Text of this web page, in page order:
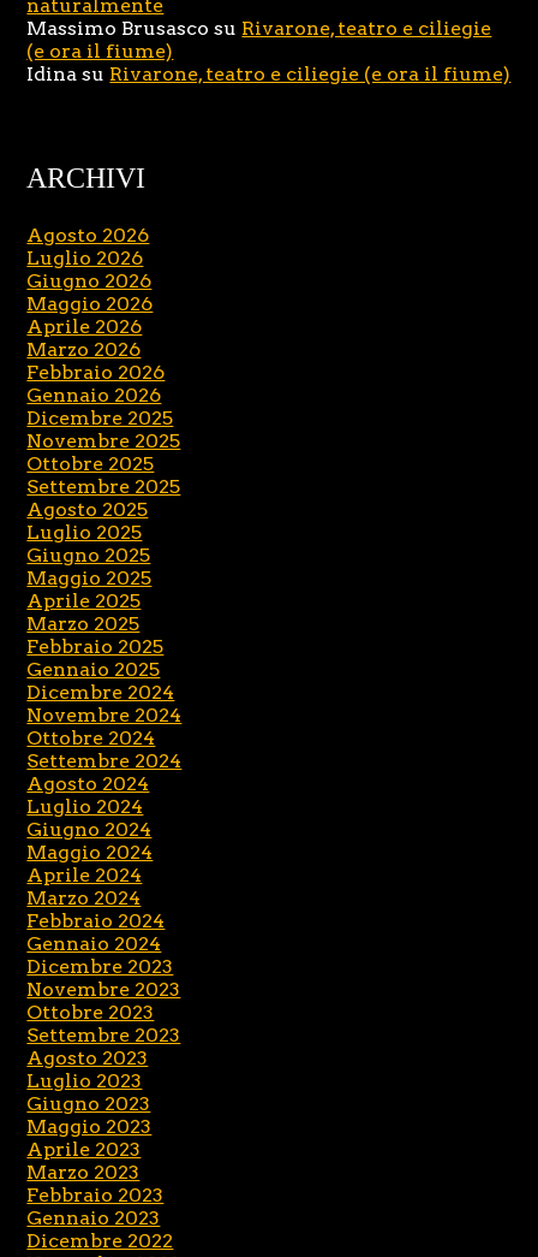
naturalmente
Massimo Brusasco su Rivarone, teatro e ciliegie
(e ora il fiume)
Idina su Rivarone, teatro e ciliegie (e ora il fiume)
ARCHIVI
Agosto 2026
Luglio 2026
Giugno 2026
Maggio 2026
Aprile 2026
Marzo 2026
Febbraio 2026
Gennaio 2026
Dicembre 2025
Novembre 2025
Ottobre 2025
Settembre 2025
Agosto 2025
Luglio 2025
Giugno 2025
Maggio 2025
Aprile 2025
Marzo 2025
Febbraio 2025
Gennaio 2025
Dicembre 2024
Novembre 2024
Ottobre 2024
Settembre 2024
Agosto 2024
Luglio 2024
Giugno 2024
Maggio 2024
Aprile 2024
Marzo 2024
Febbraio 2024
Gennaio 2024
Dicembre 2023
Novembre 2023
Ottobre 2023
Settembre 2023
Agosto 2023
Luglio 2023
Giugno 2023
Maggio 2023
Aprile 2023
Marzo 2023
Febbraio 2023
Gennaio 2023
Dicembre 2022